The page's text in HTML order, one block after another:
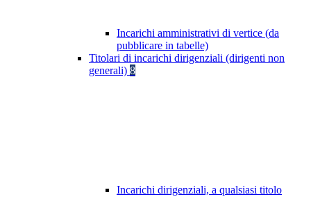
Incarichi amministrativi di vertice (da
pubblicare in tabelle)
Titolari di incarichi dirigenziali (dirigenti non
generali) 8
Incarichi dirigenziali, a qualsiasi titolo